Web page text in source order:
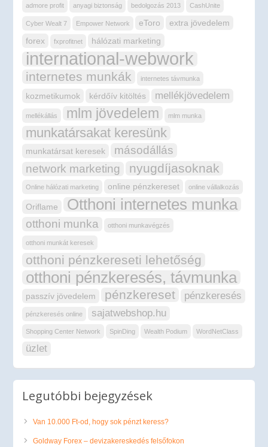
admore profit anyagi biztonság bedolgozás 2013 CashUnite
Cyber Wealt 7 Empower Network eToro
extra jövedelem
forex
fxprofitnet hálózati marketing
international-webwork
internetes munkák internetes távmunka
kozmetikumok kérdőív kitöltés mellékjövedelem
mellékállás mlm jövedelem mlm munka
munkatársakat keresünk
munkatársat keresek
másodállás
network marketing
nyugdíjasoknak
Online hálózati marketing online pénzkereset online vállalkozás
Oriflame Otthoni internetes munka
otthoni munka otthoni munkavégzés
otthoni munkát keresek
otthoni pénzkereseti lehetőség
otthoni pénzkeresés, távmunka
passzív jövedelem pénzkereset pénzkeresés
pénzkeresés online sajatwebshop.hu
Shopping Center Network SpinDing Wealth Podium WordNetClass
üzlet
Legutóbbi bejegyzések
Van 10.000 Ft-od, hogy sok pénzt keress?
Goldway Forex – devizakereskedés felsőfokon